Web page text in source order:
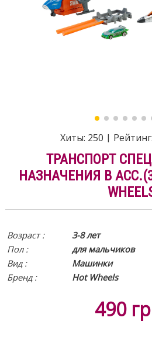
Хиты: 250 | Рейтинг:
ТРАНСПОРТ
НАЗНАЧЕНИЯ В
Возраст :
3-8 лет
Пол :
для мальчиков
Вид :
Машинки
Бренд :
Hot Wheels
490